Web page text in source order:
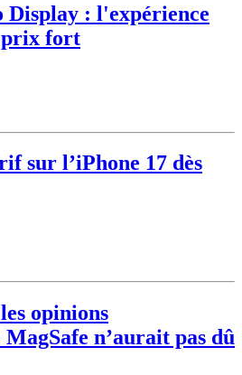
Display : l'expérience
prix fort
sur l’iPhone 17 dès
opinions
n’aurait pas dû